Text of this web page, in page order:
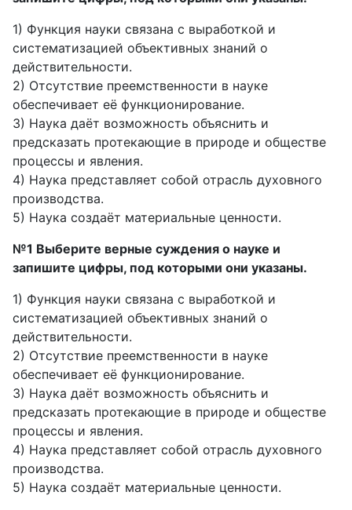
1) Функция науки связана с выработкой и
систематизацией объективных знаний о
действительности.
2) Отсутствие преемственности в науке
обеспечивает её функционирование.
3) Наука даёт возможность объяснить и
предсказать протекающие в природе и обществе
процессы и явления.
4) Наука представляет собой отрасль духовного
производства.
5) Наука создаёт материальные ценности.
№1 Выберите верные суждения о науке и
запишите цифры, под которыми они указаны.
1) Функция науки связана с выработкой и
систематизацией объективных знаний о
действительности.
2) Отсутствие преемственности в науке
обеспечивает её функционирование.
3) Наука даёт возможность объяснить и
предсказать протекающие в природе и обществе
процессы и явления.
4) Наука представляет собой отрасль духовного
производства.
5) Наука создаёт материальные ценности.